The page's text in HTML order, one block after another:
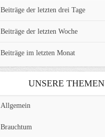
Beiträge der letzten drei Tage
Beiträge der letzten Woche
Beiträge im letzten Monat
UNSERE THEMEN
Allgemein
Brauchtum